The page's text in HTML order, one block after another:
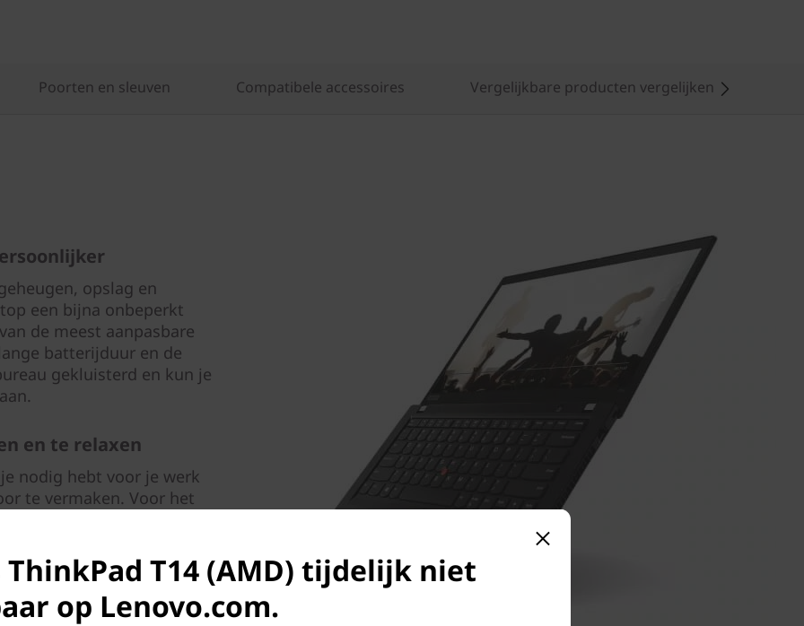
Poorten en sleuven Compatibele accessoires Vergelijkbare producten vergelijken
opslag en
een bijna onbeperkt
de meest aanpasbare
batterijduur en de
gekluisterd en kun je
en te relaxen
nodig hebt voor je werk
te vermaken. Voor het
of een laag
waarop je je scherm
geluid van een Dolby
of muziek luisteren
ThinkPad T14 (AMD) tijdelijk niet
op Lenovo.com.